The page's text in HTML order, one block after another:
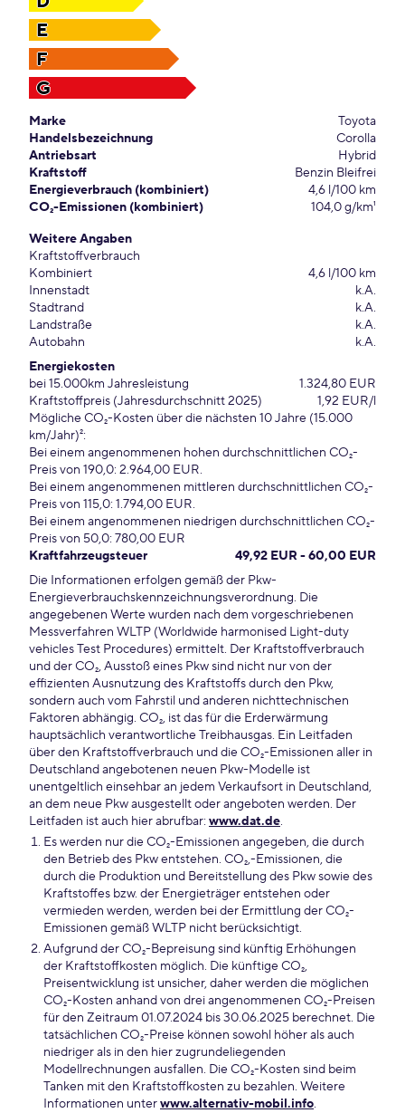
E
F
G
Marke
Toyota
Handelsbezeichnung
Corolla
Antriebsart
Hybrid
Kraftstoff
Benzin Bleifrei
Energieverbrauch (kombiniert)
4,6 l/100 km
CO₂-Emissionen (kombiniert)
104,0 g/km¹
Weitere Angaben
Kraftstoffverbrauch
Kombiniert
4,6 l/100 km
Innenstadt
k.A.
Stadtrand
k.A.
Landstraße
k.A.
Autobahn
k.A.
Energiekosten
bei 15.000km Jahresleistung
1.324,80 EUR
Kraftstoffpreis (Jahresdurchschnitt 2025)
1,92 EUR/l
Mögliche CO₂-Kosten über die nächsten 10 Jahre (15.000
km/Jahr)²:
Bei einem angenommenen hohen durchschnittlichen CO₂-
Preis von 190,0: 2.964,00 EUR.
Bei einem angenommenen mittleren durchschnittlichen CO₂-
Preis von 115,0: 1.794,00 EUR.
Bei einem angenommenen niedrigen durchschnittlichen CO₂-
Preis von 50,0: 780,00 EUR
Kraftfahrzeugsteuer
49,92 EUR - 60,00 EUR
Die Informationen erfolgen gemäß der Pkw-
Energieverbrauchskennzeichnungsverordnung. Die
angegebenen Werte wurden nach dem vorgeschriebenen
Messverfahren WLTP (Worldwide harmonised Light-duty
vehicles Test Procedures) ermittelt. Der Kraftstoffverbrauch
und der CO₂, Ausstoß eines Pkw sind nicht nur von der
effizienten Ausnutzung des Kraftstoffs durch den Pkw,
sondern auch vom Fahrstil und anderen nichttechnischen
Faktoren abhängig. CO₂, ist das für die Erderwärmung
hauptsächlich verantwortliche Treibhausgas. Ein Leitfaden
über den Kraftstoffverbrauch und die CO₂-Emissionen aller in
Deutschland angebotenen neuen Pkw-Modelle ist
unentgeltlich einsehbar an jedem Verkaufsort in Deutschland,
an dem neue Pkw ausgestellt oder angeboten werden. Der
Leitfaden ist auch hier abrufbar: www.dat.de.
Es werden nur die CO₂-Emissionen angegeben, die durch
den Betrieb des Pkw entstehen. CO₂,-Emissionen, die
durch die Produktion und Bereitstellung des Pkw sowie des
Kraftstoffes bzw. der Energieträger entstehen oder
vermieden werden, werden bei der Ermittlung der CO₂-
Emissionen gemäß WLTP nicht berücksichtigt.
Aufgrund der CO₂-Bepreisung sind künftig Erhöhungen
der Kraftstoffkosten möglich. Die künftige CO₂,
Preisentwicklung ist unsicher, daher werden die möglichen
CO₂-Kosten anhand von drei angenommenen CO₂-Preisen
für den Zeitraum 01.07.2024 bis 30.06.2025 berechnet. Die
tatsächlichen CO₂-Preise können sowohl höher als auch
niedriger als in den hier zugrundeliegenden
Modellrechnungen ausfallen. Die CO₂-Kosten sind beim
Tanken mit den Kraftstoffkosten zu bezahlen. Weitere
Informationen unterwww.alternativ-mobil.info.